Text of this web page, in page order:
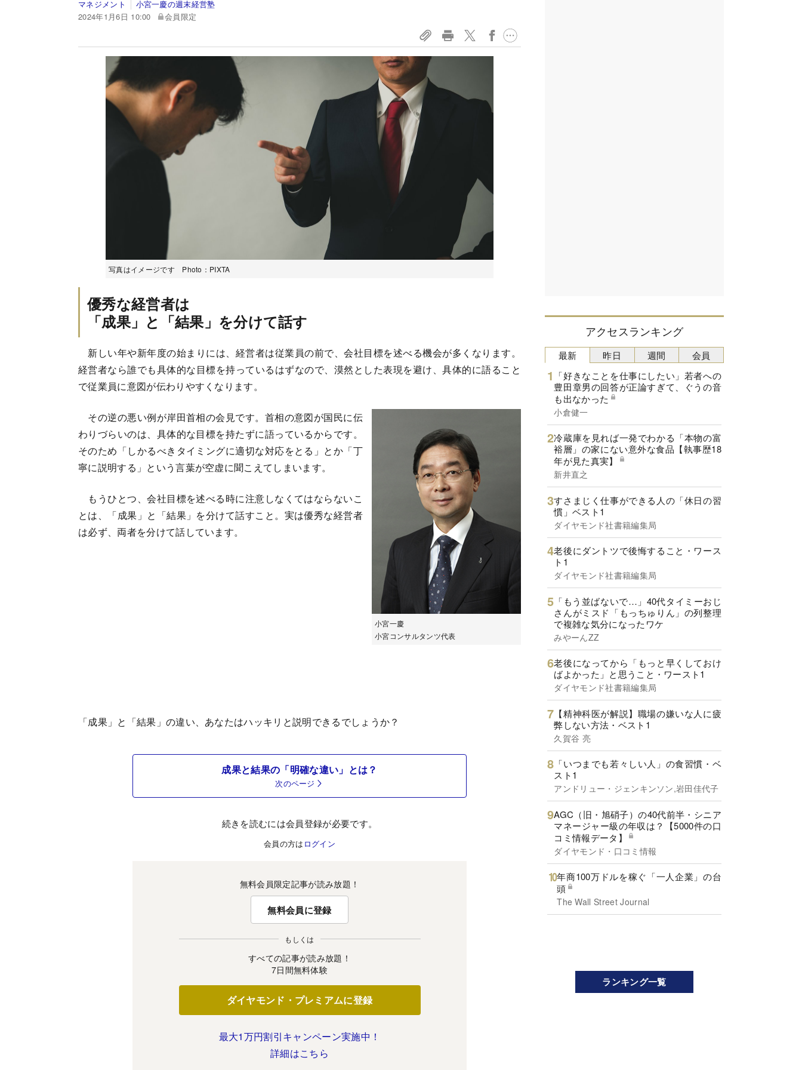
マネジメント
小宮一慶の週末経営塾
2024年1月6日 10:00
会員限定
写真はイメージです Photo：PIXTA
優秀な経営者は
「成果」と「結果」を分けて話す
新しい年や新年度の始まりには、経営者は従業員の前で、会社目標を述べる機会が多くなります。
経営者なら誰でも具体的な目標を持っているはずなので、漠然とした表現を避け、具体的に語ること
で従業員に意図が伝わりやすくなります。
小宮一慶
小宮コンサルタンツ代表
その逆の悪い例が岸田首相の会見です。首相の意図が国民に伝
わりづらいのは、具体的な目標を持たずに語っているからです。
そのため「しかるべきタイミングに適切な対応をとる」とか「丁
寧に説明する」という言葉が空虚に聞こえてしまいます。
もうひとつ、会社目標を述べる時に注意しなくてはならないこ
とは、「成果」と「結果」を分けて話すこと。実は優秀な経営者
は必ず、両者を分けて話しています。
「成果」と「結果」の違い、あなたはハッキリと説明できるでしょうか？
成果と結果の「明確な違い」とは？
次のページ
続きを読むには会員登録が必要です。
会員の方は ログイン
無料会員限定記事が読み放題！
無料会員に登録
もしくは
すべての記事が読み放題！
7日間無料体験
ダイヤモンド・プレミアムに登録
最大1万円割引キャンペーン実施中！
詳細はこちら
アクセスランキング
最新
「好きなことを仕事にしたい」若者への
豊田章男の回答が正論すぎて、ぐうの音
も出なかった
小倉健一
冷蔵庫を見れば一発でわかる「本物の富
裕層」の家にない意外な食品【執事歴18
年が見た真実】
新井直之
すさまじく仕事ができる人の「休日の習
慣」ベスト1
ダイヤモンド社書籍編集局
老後にダントツで後悔すること・ワース
ト1
ダイヤモンド社書籍編集局
「もう並ばないで…」40代タイミーおじ
さんがミスド「もっちゅりん」の列整理
で複雑な気分になったワケ
みやーんZZ
老後になってから「もっと早くしておけ
ばよかった」と思うこと・ワースト1
ダイヤモンド社書籍編集局
【精神科医が解説】職場の嫌いな人に疲
弊しない方法・ベスト1
久賀谷 亮
「いつまでも若々しい人」の食習慣・ベ
スト1
アンドリュー・ジェンキンソン,岩田佳代子
AGC（旧・旭硝子）の40代前半・シニア
マネージャー級の年収は？【5000件の口
コミ情報データ】
ダイヤモンド・口コミ情報
年商100万ドルを稼ぐ「一人企業」の台
頭
The Wall Street Journal
昨日 週間 会員
ランキング一覧